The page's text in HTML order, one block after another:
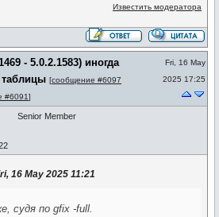
Известить модератора
- 5.0.2.1583) иногда
таблицы [сообщение #6097
#6091]
Fri, 16 May
2025 17:25
Senior Member
16 May 2025 11:21
судя по gfix -full.